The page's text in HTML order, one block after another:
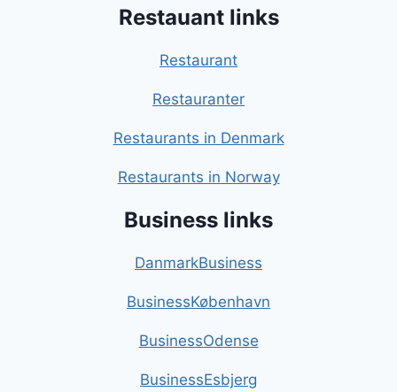
Restauant links
Restaurant
Restauranter
Restaurants in Denmark
Restaurants in Norway
Business links
DanmarkBusiness
BusinessKøbenhavn
BusinessOdense
BusinessEsbjerg